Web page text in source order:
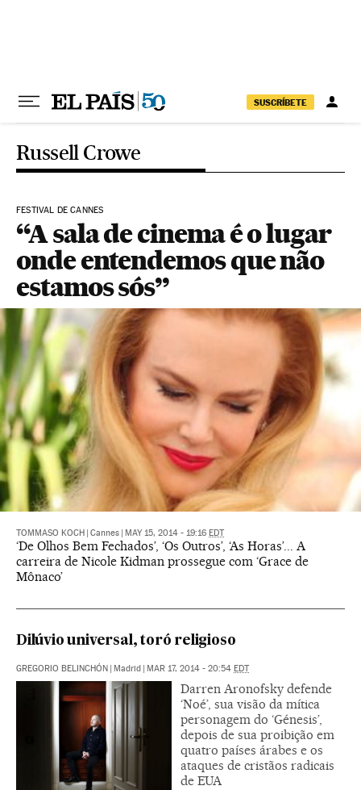
SUSCRÍBETE
Russell Crowe
FESTIVAL DE CANNES
“A sala de cinema é o lugar
onde entendemos que não
estamos sós”
TOMMASO KOCH Cannes MAY 15, 2014 - 19:16 EDT
‘De Olhos Bem Fechados’, ‘Os Outros’, ‘As Horas’... A
carreira de Nicole Kidman prossegue com ‘Grace de
Mônaco’
Dilúvio universal, toró religioso
GREGORIO BELINCHÓN Madrid MAR 17, 2014 - 20:54 EDT
Darren Aronofsky defende
‘Noé’, sua visão da mítica
personagem do ‘Génesis’,
depois de sua proibição em
quatro países árabes e os
ataques de cristãos radicais
de EUA